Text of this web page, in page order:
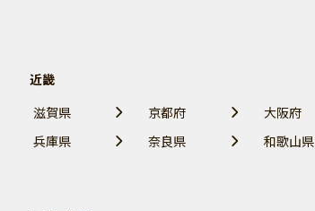
近畿
滋賀県
京都府
大阪府
兵庫県
奈良県 和歌山県